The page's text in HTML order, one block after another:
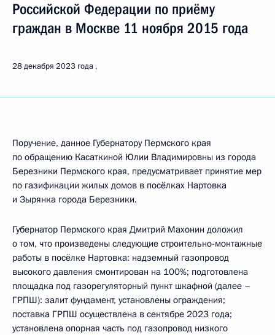
Российской Федерации по приёму
граждан в Москве 11 ноября 2015 года
28 декабря 2023 года
Поручение, данное Губернатору Пермского края
по обращению Касаткиной Юлии Владимировны из города
Березники Пермского края, предусматривает принятие мер
по газификации жилых домов в посёлках Нартовка
и Зырянка города Березники.
Губернатор Пермского края Дмитрий Махонин доложил
о том, что произведены следующие строительно-монтажные
работы в посёлке Нартовка: надземный газопровод
высокого давления смонтирован на 100%; подготовлена
площадка под газорегуляторный пункт шкафной (далее –
ГРПШ): залит фундамент, установлены ограждения;
поставка ГРПШ осуществлена в сентябре 2023 года;
установлена опорная часть под газопровод низкого